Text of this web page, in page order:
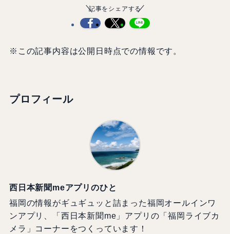
記事をシェアする
※この記事内容は公開日時点での情報です。
プロフィール
西日本新聞meアプリのひと
福岡の情報がギュギュッと詰まった福岡オールインワ
ンアプリ、「西日本新聞me」アプリの「福岡ライブカ
メラ」コーナーをつくっています！